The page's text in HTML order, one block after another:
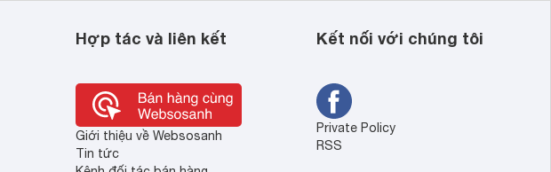
Hợp tác và liên kết
Giới thiệu về Websosanh
Tin tức
Kết nối với chúng tôi
Private Policy
RSS